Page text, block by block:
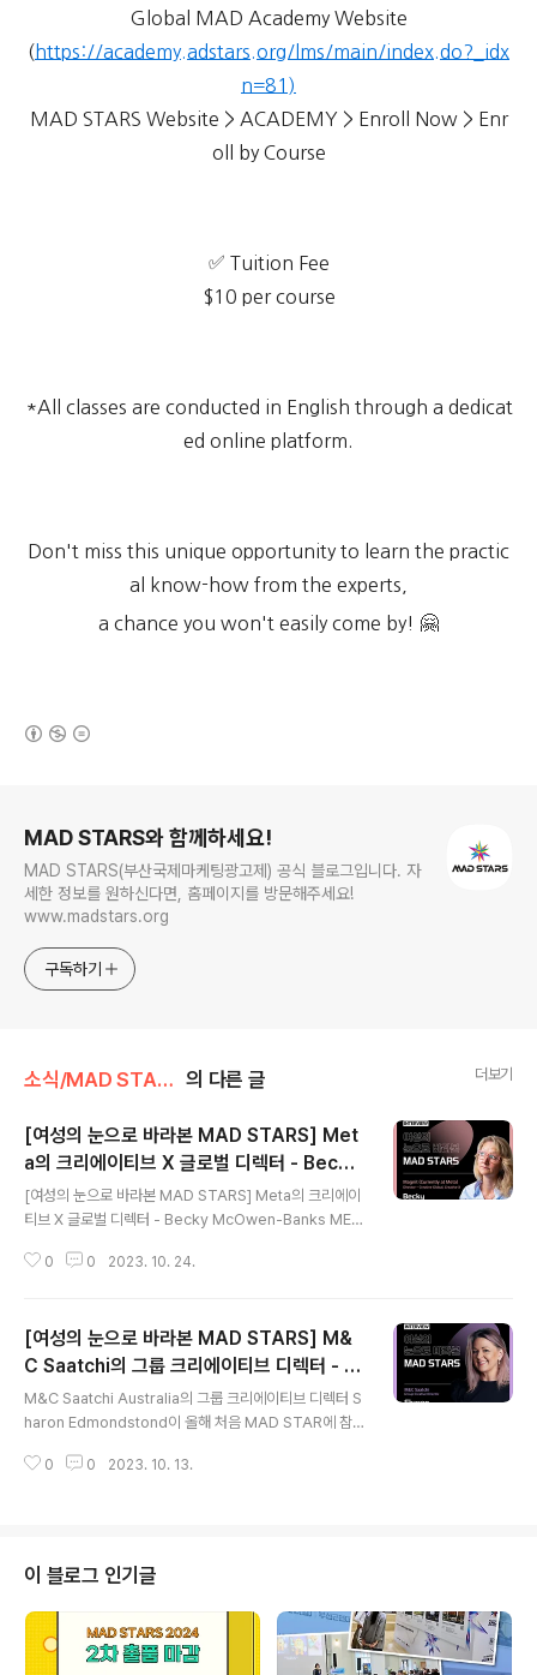
Global MAD Academy Website
( https://academy.adstars.org/lms/main/index.do?_idx
n=81)
MAD STARS Website > ACADEMY > Enroll Now > Enr
oll by Course
✅ Tuition Fee
$10 per course
*All classes are conducted in English through a dedicat
ed online platform.
Don't miss this unique opportunity to learn the practic
al know-how from the experts,
a chance you won't easily come by! 🤗
MAD STARS와 함께하세요!
MAD STARS(부산국제마케팅광고제) 공식 블로그입니다. 자
세한 정보를 원하신다면, 홈페이지를 방문해주세요!
www.madstars.org
구독하기
소식/MAD STARS 소식 의 다른 글 더보기
[여성의 눈으로 바라본 MAD STARS] Met
a의 크리에이티브 X 글로벌 디렉터 - Becky
McOwen-Banks
[여성의 눈으로 바라본 MAD STARS] Meta의 크리에이
티브 X 글로벌 디렉터 - Becky McOwen-Banks MET
-Banks가 처음으로 부산국제마케팅광고제에 참여했습니
atchi London, Vayner Media UK & EMEA, New Re
publique 및 FCB Inferno와 같은 에이전시에서 크리에
이티브 디렉터를 역임한 경력이 있으며 SheSays 위원회
의 멤버로서 적극적인 활동을 이어가고 있습니다. Becky
한 열정을 쏟은 1인입니다. 그녀는 본선 심..
0 0 2023. 10. 24.
[여성의 눈으로 바라본 MAD STARS] M&
C Saatchi의 그룹 크리에이티브 디렉터 - S
haron Edmondston
M&C Saatchi Australia의 그룹 크리에이티브 디렉터 S
haron Edmondstond이 올해 처음 MAD STAR에 참
로 출품작을 바라봤는데요. 올해 Outdoor, Radio & Au
엠앤씨 내 여성을 위한 직원 주도 네트워크(FEMM&C)의
공동의장으로서 여성 광고인의 크리에이티브한 활동을 위
해 앞장서고 있는데요. Sharon Edmondston이 바라본
MAD STARS에 대한 이야기를 들어보시죠! Q. 처음 참여
하는 MAD ..
0 0 2023. 10. 13.
이 블로그 인기글